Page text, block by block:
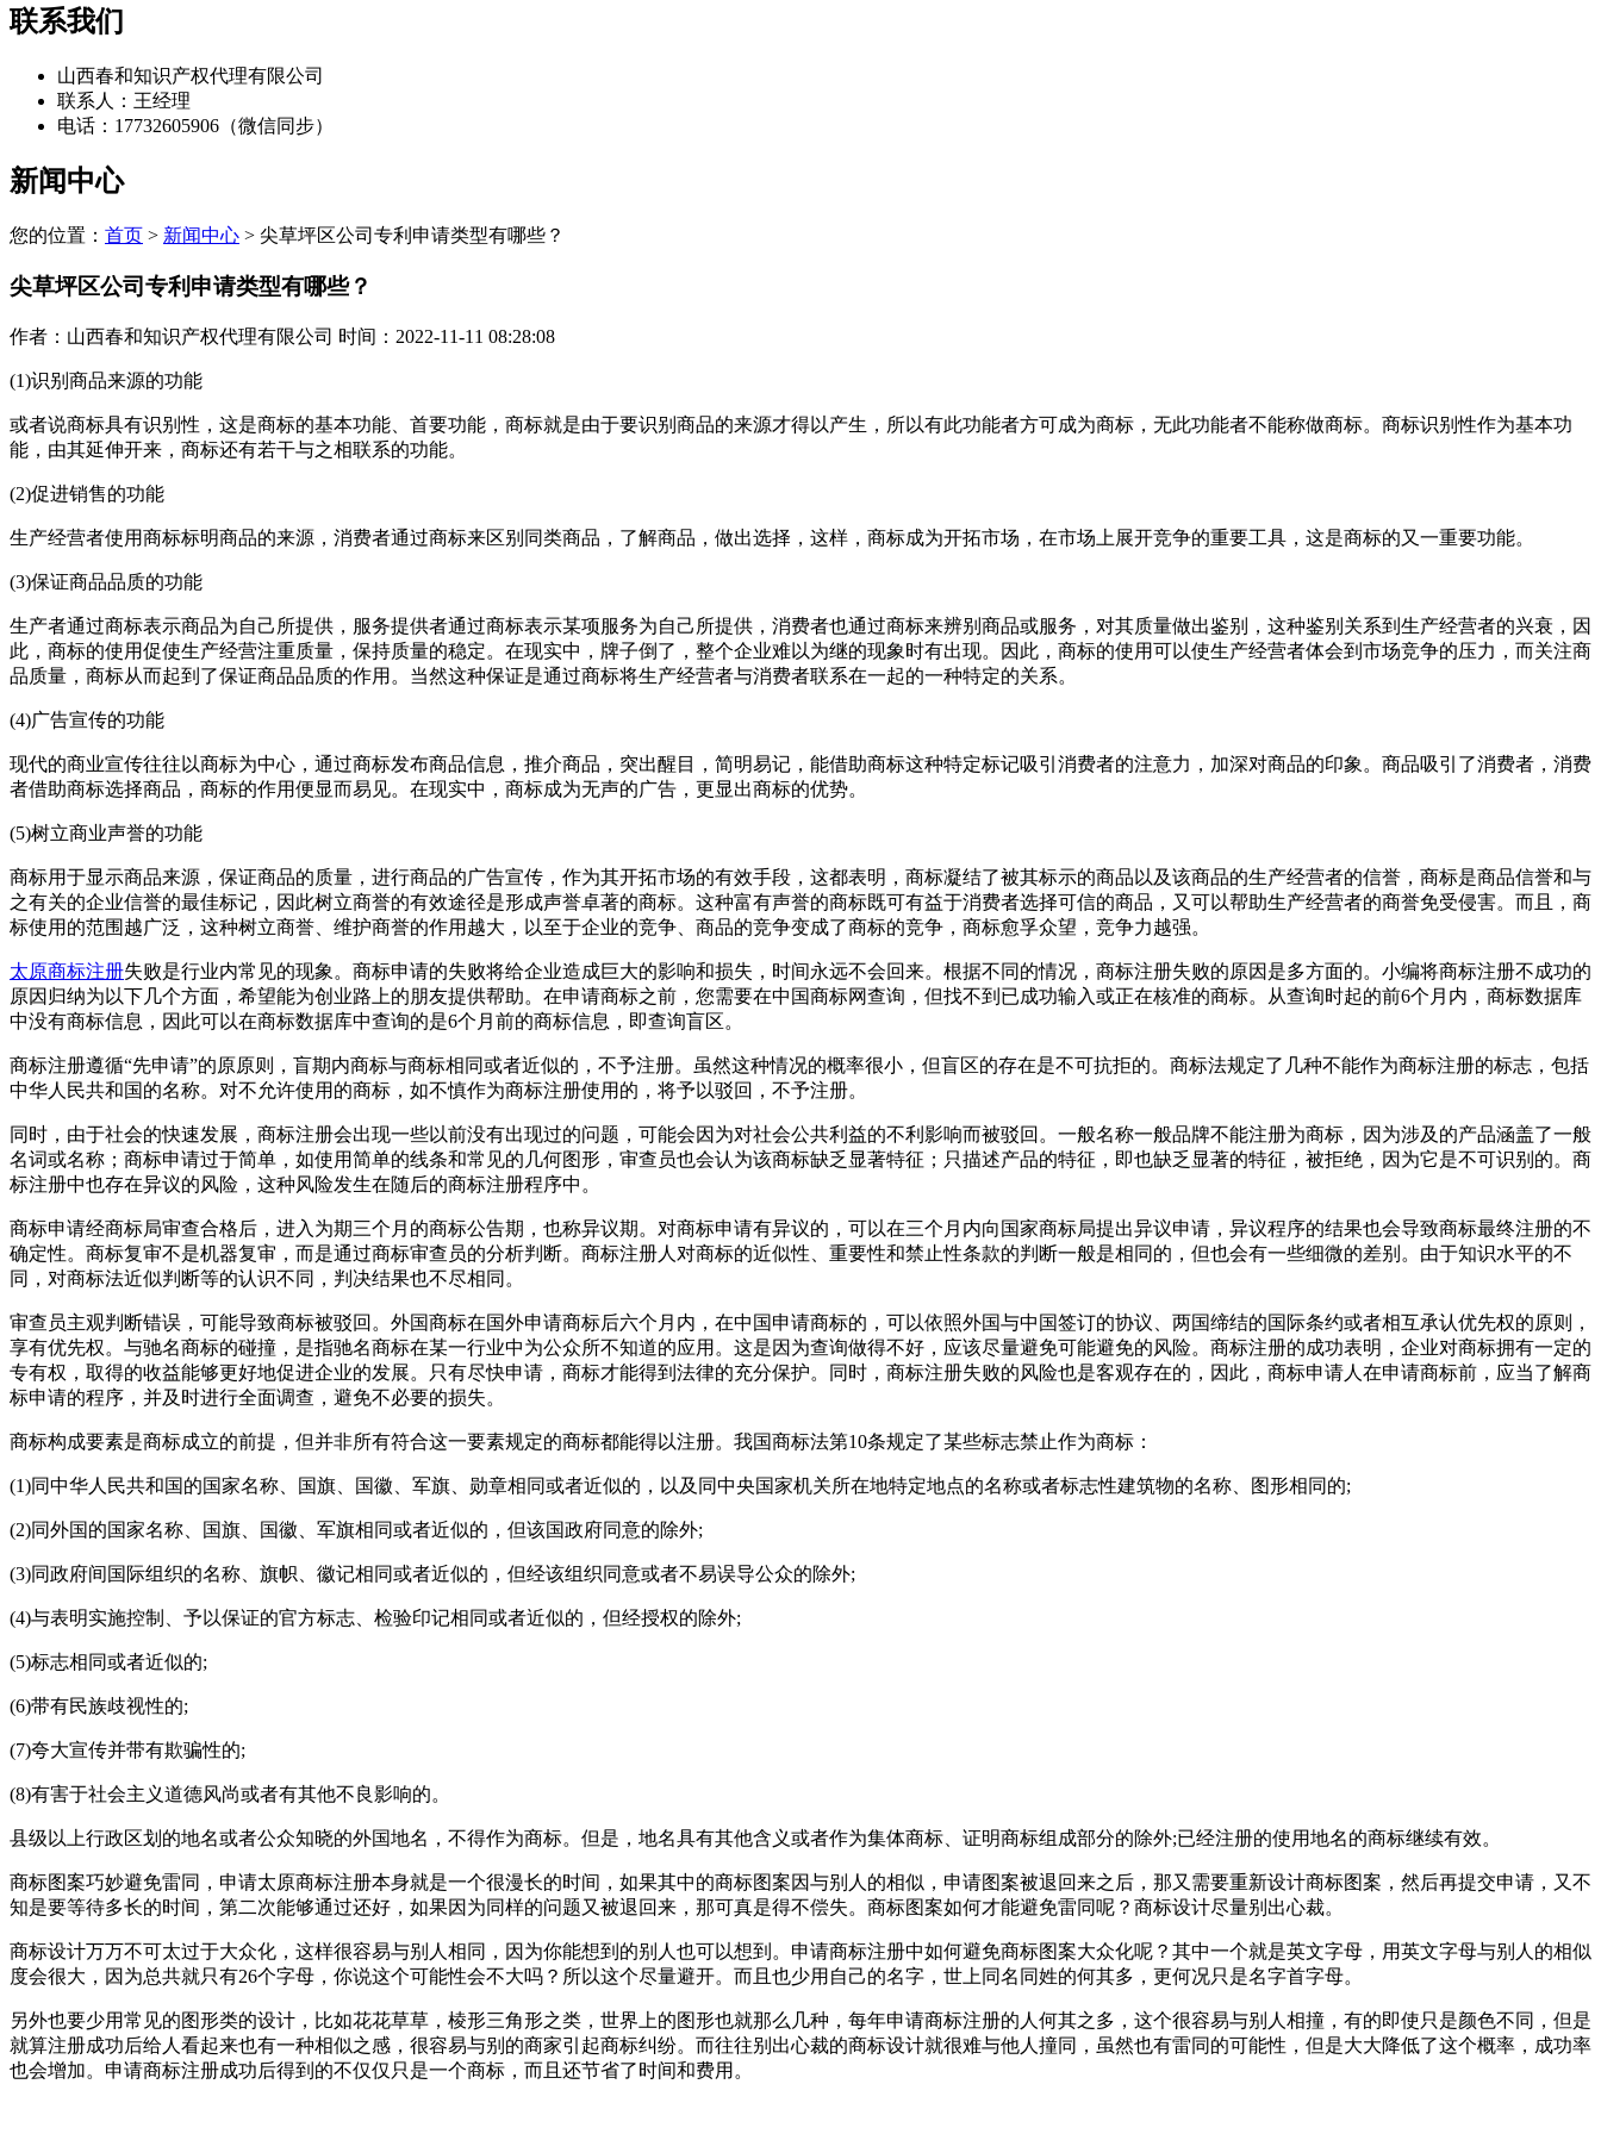
联系我们
山西春和知识产权代理有限公司
联系人：王经理
电话：17732605906（微信同步）
新闻中心
您的位置： 首页 > 新闻中心 > 尖草坪区公司专利申请类型有哪些？
尖草坪区公司专利申请类型有哪些？
作者：山西春和知识产权代理有限公司 时间：2022-11-11 08:28:08
(1)识别商品来源的功能
或者说商标具有识别性，这是商标的基本功能、首要功能，商标就是由于要识别商品的来源才得以产生，所以有此功能者方可成为商标，无此功能者不能称做商标。商标识别性作为基本功
能，由其延伸开来，商标还有若干与之相联系的功能。
(2)促进销售的功能
生产经营者使用商标标明商品的来源，消费者通过商标来区别同类商品，了解商品，做出选择，这样，商标成为开拓市场，在市场上展开竞争的重要工具，这是商标的又一重要功能。
(3)保证商品品质的功能
生产者通过商标表示商品为自己所提供，服务提供者通过商标表示某项服务为自己所提供，消费者也通过商标来辨别商品或服务，对其质量做出鉴别，这种鉴别关系到生产经营者的兴衰，因
此，商标的使用促使生产经营注重质量，保持质量的稳定。在现实中，牌子倒了，整个企业难以为继的现象时有出现。因此，商标的使用可以使生产经营者体会到市场竞争的压力，而关注商
品质量，商标从而起到了保证商品品质的作用。当然这种保证是通过商标将生产经营者与消费者联系在一起的一种特定的关系。
(4)广告宣传的功能
现代的商业宣传往往以商标为中心，通过商标发布商品信息，推介商品，突出醒目，简明易记，能借助商标这种特定标记吸引消费者的注意力，加深对商品的印象。商品吸引了消费者，消费
者借助商标选择商品，商标的作用便显而易见。在现实中，商标成为无声的广告，更显出商标的优势。
(5)树立商业声誉的功能
商标用于显示商品来源，保证商品的质量，进行商品的广告宣传，作为其开拓市场的有效手段，这都表明，商标凝结了被其标示的商品以及该商品的生产经营者的信誉，商标是商品信誉和与
之有关的企业信誉的最佳标记，因此树立商誉的有效途径是形成声誉卓著的商标。这种富有声誉的商标既可有益于消费者选择可信的商品，又可以帮助生产经营者的商誉免受侵害。而且，商
标使用的范围越广泛，这种树立商誉、维护商誉的作用越大，以至于企业的竞争、商品的竞争变成了商标的竞争，商标愈孚众望，竞争力越强。
太原商标注册失败是行业内常见的现象。商标申请的失败将给企业造成巨大的影响和损失，时间永远不会回来。根据不同的情况，商标注册失败的原因是多方面的。小编将商标注册不成功的
原因归纳为以下几个方面，希望能为创业路上的朋友提供帮助。在申请商标之前，您需要在中国商标网查询，但找不到已成功输入或正在核准的商标。从查询时起的前6个月内，商标数据库
中没有商标信息，因此可以在商标数据库中查询的是6个月前的商标信息，即查询盲区。
商标注册遵循“先申请”的原原则，盲期内商标与商标相同或者近似的，不予注册。虽然这种情况的概率很小，但盲区的存在是不可抗拒的。商标法规定了几种不能作为商标注册的标志，包括
中华人民共和国的名称。对不允许使用的商标，如不慎作为商标注册使用的，将予以驳回，不予注册。
同时，由于社会的快速发展，商标注册会出现一些以前没有出现过的问题，可能会因为对社会公共利益的不利影响而被驳回。一般名称一般品牌不能注册为商标，因为涉及的产品涵盖了一般
名词或名称；商标申请过于简单，如使用简单的线条和常见的几何图形，审查员也会认为该商标缺乏显著特征；只描述产品的特征，即也缺乏显著的特征，被拒绝，因为它是不可识别的。商
标注册中也存在异议的风险，这种风险发生在随后的商标注册程序中。
商标申请经商标局审查合格后，进入为期三个月的商标公告期，也称异议期。对商标申请有异议的，可以在三个月内向国家商标局提出异议申请，异议程序的结果也会导致商标最终注册的不
确定性。商标复审不是机器复审，而是通过商标审查员的分析判断。商标注册人对商标的近似性、重要性和禁止性条款的判断一般是相同的，但也会有一些细微的差别。由于知识水平的不
同，对商标法近似判断等的认识不同，判决结果也不尽相同。
审查员主观判断错误，可能导致商标被驳回。外国商标在国外申请商标后六个月内，在中国申请商标的，可以依照外国与中国签订的协议、两国缔结的国际条约或者相互承认优先权的原则，
享有优先权。与驰名商标的碰撞，是指驰名商标在某一行业中为公众所不知道的应用。这是因为查询做得不好，应该尽量避免可能避免的风险。商标注册的成功表明，企业对商标拥有一定的
专有权，取得的收益能够更好地促进企业的发展。只有尽快申请，商标才能得到法律的充分保护。同时，商标注册失败的风险也是客观存在的，因此，商标申请人在申请商标前，应当了解商
标申请的程序，并及时进行全面调查，避免不必要的损失。
商标构成要素是商标成立的前提，但并非所有符合这一要素规定的商标都能得以注册。我国商标法第10条规定了某些标志禁止作为商标：
(1)同中华人民共和国的国家名称、国旗、国徽、军旗、勋章相同或者近似的，以及同中央国家机关所在地特定地点的名称或者标志性建筑物的名称、图形相同的;
(2)同外国的国家名称、国旗、国徽、军旗相同或者近似的，但该国政府同意的除外;
(3)同政府间国际组织的名称、旗帜、徽记相同或者近似的，但经该组织同意或者不易误导公众的除外;
(4)与表明实施控制、予以保证的官方标志、检验印记相同或者近似的，但经授权的除外;
(5)标志相同或者近似的;
(6)带有民族歧视性的;
(7)夸大宣传并带有欺骗性的;
(8)有害于社会主义道德风尚或者有其他不良影响的。
县级以上行政区划的地名或者公众知晓的外国地名，不得作为商标。但是，地名具有其他含义或者作为集体商标、证明商标组成部分的除外;已经注册的使用地名的商标继续有效。
商标图案巧妙避免雷同，申请太原商标注册本身就是一个很漫长的时间，如果其中的商标图案因与别人的相似，申请图案被退回来之后，那又需要重新设计商标图案，然后再提交申请，又不
知是要等待多长的时间，第二次能够通过还好，如果因为同样的问题又被退回来，那可真是得不偿失。商标图案如何才能避免雷同呢？商标设计尽量别出心裁。
商标设计万万不可太过于大众化，这样很容易与别人相同，因为你能想到的别人也可以想到。申请商标注册中如何避免商标图案大众化呢？其中一个就是英文字母，用英文字母与别人的相似
度会很大，因为总共就只有26个字母，你说这个可能性会不大吗？所以这个尽量避开。而且也少用自己的名字，世上同名同姓的何其多，更何况只是名字首字母。
另外也要少用常见的图形类的设计，比如花花草草，棱形三角形之类，世界上的图形也就那么几种，每年申请商标注册的人何其之多，这个很容易与别人相撞，有的即使只是颜色不同，但是
就算注册成功后给人看起来也有一种相似之感，很容易与别的商家引起商标纠纷。而往往别出心裁的商标设计就很难与他人撞同，虽然也有雷同的可能性，但是大大降低了这个概率，成功率
也会增加。申请商标注册成功后得到的不仅仅只是一个商标，而且还节省了时间和费用。